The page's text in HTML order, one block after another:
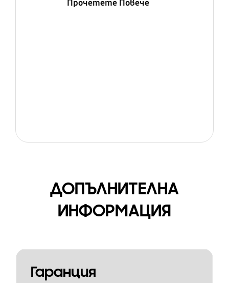
Прочетете Повече
ДОПЪЛНИТЕЛНА
ИНФОРМАЦИЯ
Гаранция